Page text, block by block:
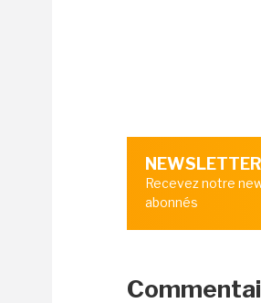
NEWSLETTER
Recevez notre
abonnés